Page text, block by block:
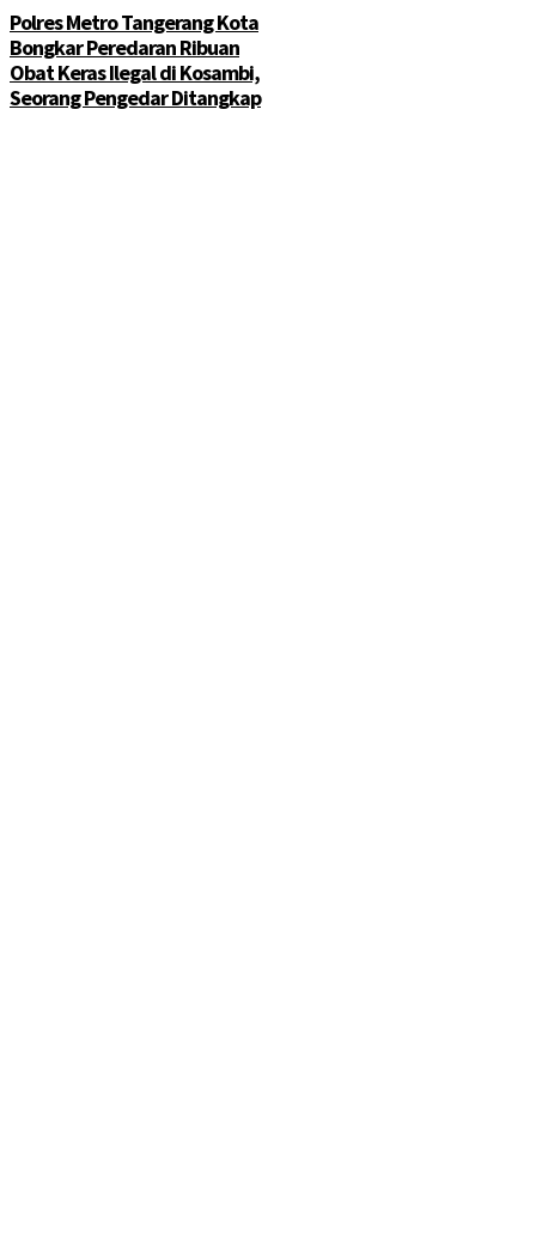
Polres Metro Tangerang Kota
Bongkar Peredaran Ribuan
Obat Keras Ilegal di Kosambi,
Seorang Pengedar Ditangkap